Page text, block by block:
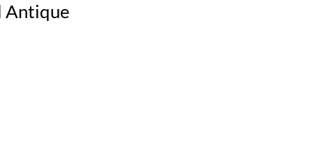
Antique